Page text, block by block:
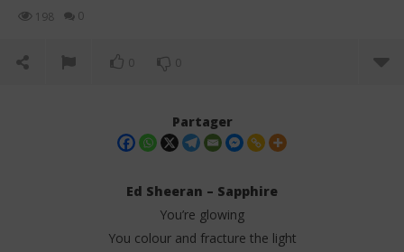
198 0
0 0
Partager
Ed Sheeran – Sapphire
You’re glowing
You colour and fracture the light